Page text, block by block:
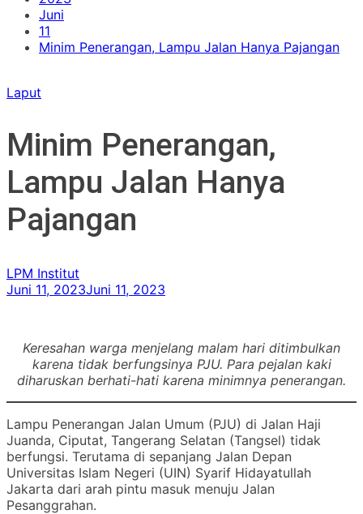
Juni
11
Minim Penerangan, Lampu Jalan Hanya Pajangan
Laput
Minim Penerangan,
Lampu Jalan Hanya
Pajangan
LPM Institut
Juni 11, 2023Juni 11, 2023
Keresahan warga menjelang malam hari ditimbulkan
karena tidak berfungsinya PJU. Para pejalan kaki
diharuskan berhati-hati karena minimnya penerangan.
Lampu Penerangan Jalan Umum (PJU) di Jalan Haji
Juanda, Ciputat, Tangerang Selatan (Tangsel) tidak
berfungsi. Terutama di sepanjang Jalan Depan
Universitas Islam Negeri (UIN) Syarif Hidayatullah
Jakarta dari arah pintu masuk menuju Jalan
Pesanggrahan.